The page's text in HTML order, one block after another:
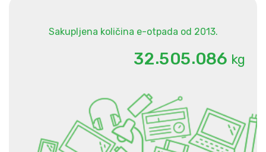
Sakupljena količina e-otpada od 2013.
32.505.086 kg